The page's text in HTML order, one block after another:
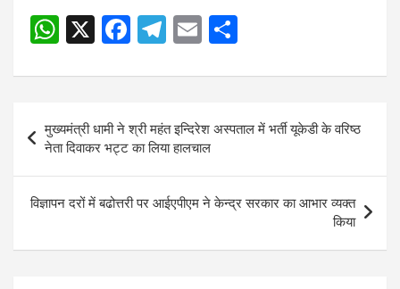
W
at
s
A
p
p
X
F
ce
b
o
o
k
T
e
gr
a
m
E
ail ar
navigation
मुख्यमंत्री धामी ने श्री महंत इन्दिरेश अस्पताल में भर्ती यूकेडी के वरिष्ठ
नेता दिवाकर भट्ट का लिया हालचाल
विज्ञापन दरों में बढोत्तरी पर आईएपीएम ने केन्द्र सरकार का आभार व्यक्त
किया